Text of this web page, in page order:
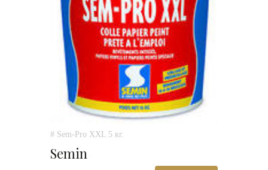
# Sem-Pro XXL 5 кг.
Semin